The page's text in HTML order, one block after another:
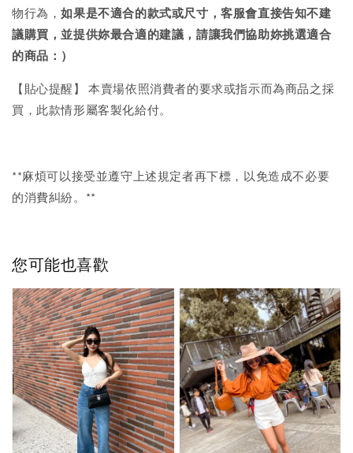
物行為，如果是不適合的款式或尺寸，客服會直接告知不建
議購買，並提供妳最合適的建議，請讓我們協助妳挑選適合
的商品：）
【貼心提醒】 本賣場依照消費者的要求或指示而為商品之採
買，此款情形屬客製化給付。
**麻煩可以接受並遵守上述規定者再下標，以免造成不必要
的消費糾紛。**
您可能也喜歡